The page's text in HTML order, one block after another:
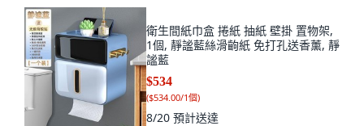
衛生間紙巾盒 捲紙 抽紙 壁掛 置物架,
1個, 靜謐藍絲滑齣紙 免打孔送香薰, 靜
謐藍
$534
($534.00/1個)
8/20 預計送達